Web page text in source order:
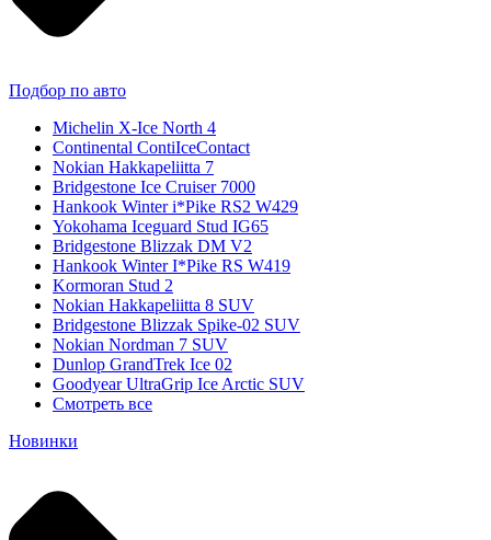
Подбор по авто
Michelin X-Ice North 4
Continental ContiIceContact
Nokian Hakkapeliitta 7
Bridgestone Ice Cruiser 7000
Hankook Winter i*Pike RS2 W429
Yokohama Iceguard Stud IG65
Bridgestone Blizzak DM V2
Hankook Winter I*Pike RS W419
Kormoran Stud 2
Nokian Hakkapeliitta 8 SUV
Bridgestone Blizzak Spike-02 SUV
Nokian Nordman 7 SUV
Dunlop GrandTrek Ice 02
Goodyear UltraGrip Ice Arctic SUV
Смотреть все
Новинки